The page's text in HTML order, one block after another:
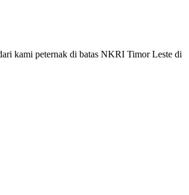
kami peternak di batas NKRI Timor Leste di